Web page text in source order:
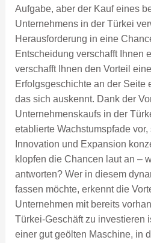
Aufgabe, aber der Kauf eines
Unternehmens in der Türkei
Herausforderung in eine
Entscheidung verschafft Ihnen
verschafft Ihnen den Vorteil
Erfolgsgeschichte an der Seite
das sich auskennt. Dank der
Unternehmenskaufs in der
etablierte Wachstumspfade
Innovation und Expansion
klopfen die Chancen laut an –
antworten? Wer in diesem
fassen möchte, erkennt die
Unternehmen mit bereits
Türkei-Geschäft zu investieren
einer gut geölten Maschine, in